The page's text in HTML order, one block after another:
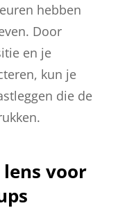
hebben
Door
en je
kun je
die de
voor